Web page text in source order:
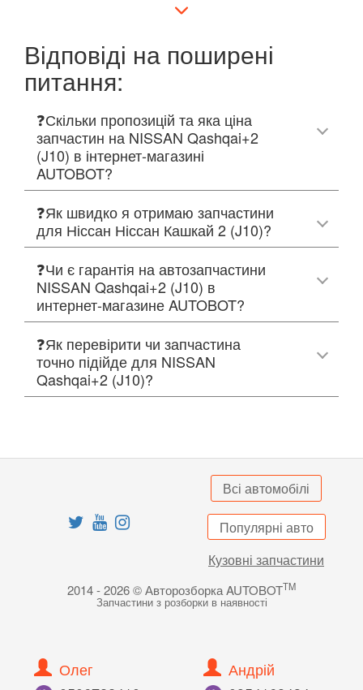
Відповіді на поширені
питання:
❓Скільки пропозицій та яка ціна
запчастин на NISSAN Qashqai+2
(J10) в інтернет-магазині
AUTOBOT?
❓Як швидко я отримаю запчастини
для Ніссан Ніссан Кашкай 2 (J10)?
❓Чи є гарантія на автозапчастини
NISSAN Qashqai+2 (J10) в
интернет-магазине AUTOBOT?
❓Як перевірити чи запчастина
точно підійде для NISSAN
Qashqai+2 (J10)?
Всі автомобілі
Популярні авто
Кузовні запчастини
2014 - 2026 © Авторозборка AUTOBOTTM
Запчастини з розборки в наявності
Олег
Андрій